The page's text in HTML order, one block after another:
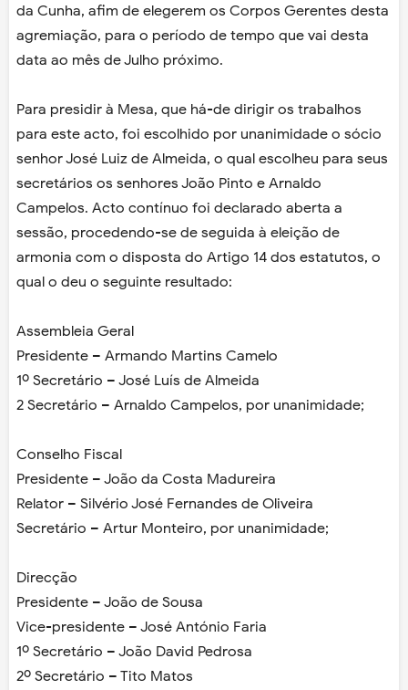
da Cunha, afim de elegerem os Corpos Gerentes desta
agremiação, para o período de tempo que vai desta
data ao mês de Julho próximo.
Para presidir à Mesa, que há-de dirigir os trabalhos
para este acto, foi escolhido por unanimidade o sócio
senhor José Luiz de Almeida, o qual escolheu para seus
secretários os senhores João Pinto e Arnaldo
Campelos. Acto contínuo foi declarado aberta a
sessão, procedendo-se de seguida à eleição de
armonia com o disposta do Artigo 14 dos estatutos, o
qual o deu o seguinte resultado:
Assembleia Geral
Presidente – Armando Martins Camelo
1º Secretário – José Luís de Almeida
2 Secretário – Arnaldo Campelos, por unanimidade;
Conselho Fiscal
Presidente – João da Costa Madureira
Relator – Silvério José Fernandes de Oliveira
Secretário – Artur Monteiro, por unanimidade;
Direcção
Presidente – João de Sousa
Vice-presidente – José António Faria
1º Secretário – João David Pedrosa
2º Secretário – Tito Matos